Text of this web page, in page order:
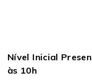
Nível Inicial
às 10h